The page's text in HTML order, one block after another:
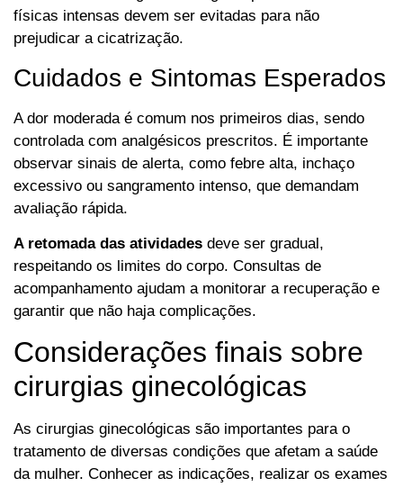
físicas intensas devem ser evitadas para não
prejudicar a cicatrização.
Cuidados e Sintomas Esperados
A dor moderada é comum nos primeiros dias, sendo
controlada com analgésicos prescritos. É importante
observar sinais de alerta, como febre alta, inchaço
excessivo ou sangramento intenso, que demandam
avaliação rápida.
A retomada das atividades deve ser gradual,
respeitando os limites do corpo. Consultas de
acompanhamento ajudam a monitorar a recuperação e
garantir que não haja complicações.
Considerações finais sobre
cirurgias ginecológicas
As cirurgias ginecológicas são importantes para o
tratamento de diversas condições que afetam a saúde
da mulher. Conhecer as indicações, realizar os exames